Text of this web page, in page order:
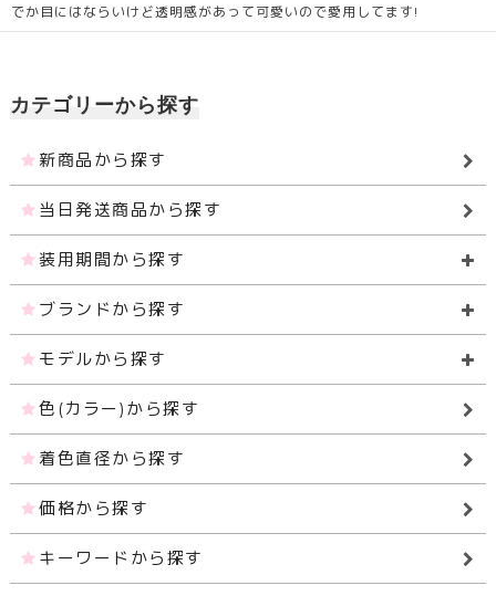
でか目にはならいけど透明感があって可愛いので愛用してます!
カテゴリーから探す
新商品から探す
当日発送商品から探す
装用期間から探す
ブランドから探す
モデルから探す
色(カラー)から探す
着色直径から探す
価格から探す
キーワードから探す